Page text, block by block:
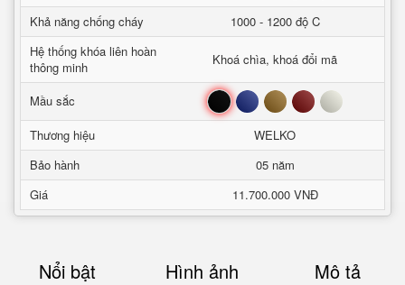
Khả năng chống cháy
1000 - 1200 độ C
Hệ thống khóa liên hoàn
thông minh
Khoá chìa, khoá đổi mã
Mầu sắc Đen Xanh Nâu Đỏ Trắng
Thương hiệu
WELKO
Bảo hành
05 năm
Giá
11.700.000 VNĐ
Nổi bật Hình ảnh Mô tả